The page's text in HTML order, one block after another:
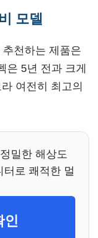
모델
천하는 제품은
은 5년 전과 크게
여전히 최고의
밀한 해상도
로 쾌적한 멀
인